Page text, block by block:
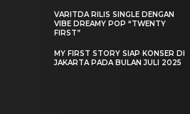
VARITDA RILIS SINGLE DENGAN
VIBE DREAMY POP “TWENTY
FIRST”
MY FIRST STORY SIAP KONSER DI
JAKARTA PADA BULAN JULI 2025